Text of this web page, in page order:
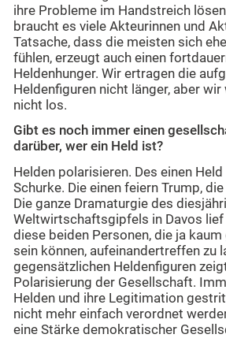
ihre Probleme im Handstreich
braucht es viele Akteurinnen und
Tatsache, dass die meisten sich
fühlen, erzeugt auch einen
Heldenhunger. Wir ertragen die
Heldenfiguren nicht länger, aber wir
nicht los.
Gibt es noch immer einen
darüber, wer ein Held ist?
Helden polarisieren. Des einen
Schurke. Die einen feiern Trump,
Die ganze Dramaturgie des
Weltwirtschaftsgipfels in Davos lief
diese beiden Personen, die ja
sein können, aufeinandertreffen zu
gegensätzlichen Heldenfiguren
Polarisierung der Gesellschaft.
Helden und ihre Legitimation
nicht mehr einfach verordnet
eine Stärke demokratischer